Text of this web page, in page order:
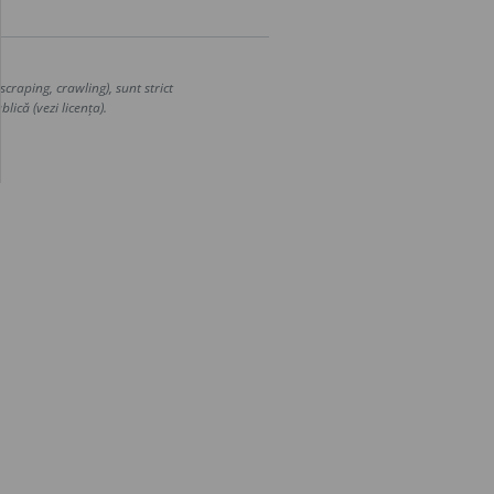
crawling), sunt strict
(vezi licența).